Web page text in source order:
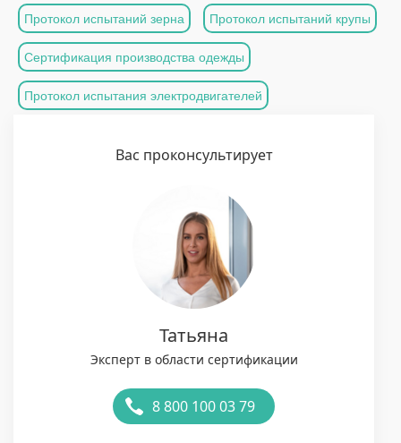
Протокол испытаний зерна Протокол испытаний крупы
Сертификация производства одежды
Протокол испытания электродвигателей
Вас проконсультирует
Татьяна
Эксперт в области сертификации
8 800 100 03 79